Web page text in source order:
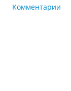
Комментарии